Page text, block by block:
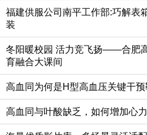
福建供服公司南平工作部:巧解表
装
冬阳暖校园 活力竞飞扬——合肥
育融合大课间
高血同为何是H型高血压关键干预
高血同与叶酸缺乏，如何增加心